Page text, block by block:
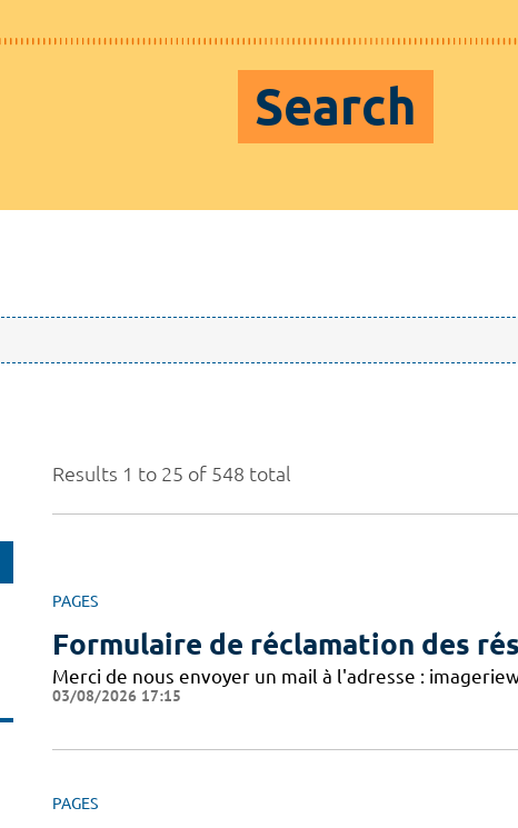
Search
Results 1 to 25 of 548 total
PAGES
Formulaire de réclamation des
Merci de nous envoyer un mail à l'adresse :
03/08/2026 17:15
PAGES